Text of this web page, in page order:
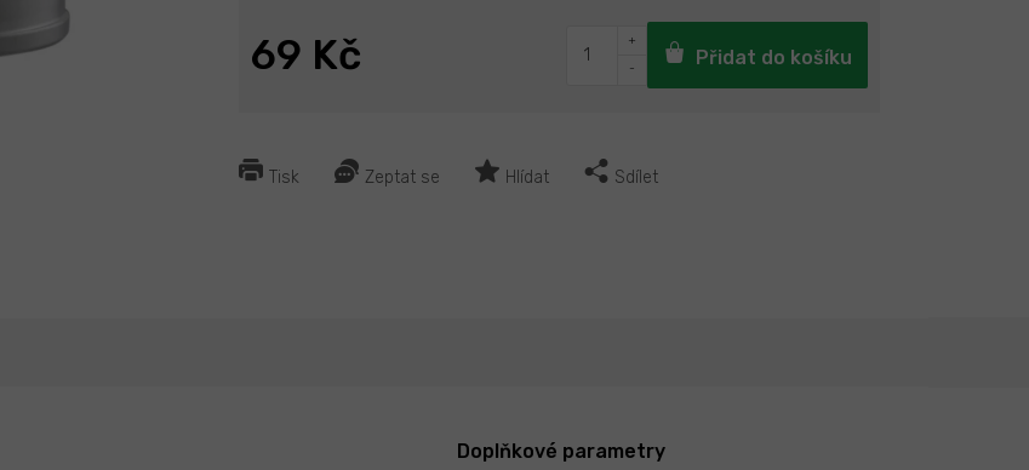
Tisk Zeptat se Hlídat Sdílet
69 Kč Přidat do košíku
Doplňkové parametry